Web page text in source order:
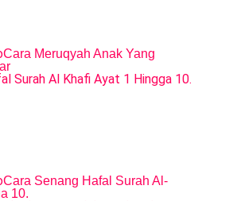
Cara Meruqyah Anak Yang
Cara Senang Hafal Surah Al-
10.